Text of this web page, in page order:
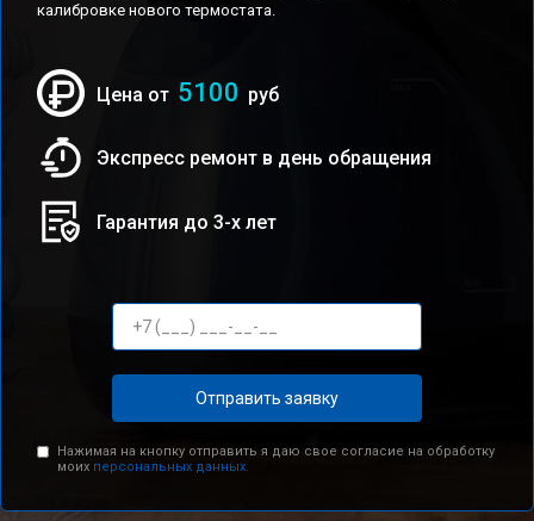
калибровке нового термостата.
Цена от 5100 руб
Экспресс ремонт в день обращения
Гарантия до 3-х лет
Отправить заявку
Нажимая на кнопку отправить я даю свое согласие на обработку
моих персональных данных.